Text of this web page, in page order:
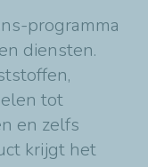
programma
diensten.
tot
en zelfs
krijgt het